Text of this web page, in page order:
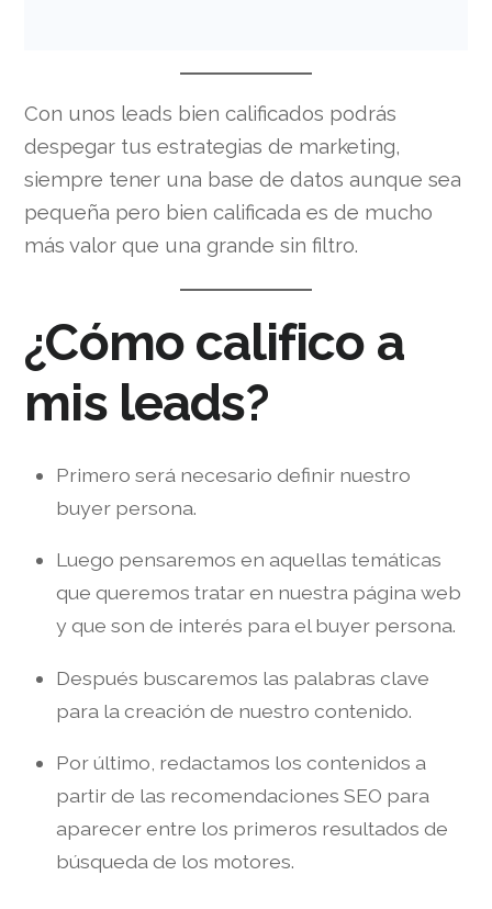
Con unos leads bien calificados podrás
despegar tus estrategias de marketing,
siempre tener una base de datos aunque sea
pequeña pero bien calificada es de mucho
más valor que una grande sin filtro.
¿Cómo califico a
mis leads?
Primero será necesario definir nuestro
buyer persona.
Luego pensaremos en aquellas temáticas
que queremos tratar en nuestra página web
y que son de interés para el buyer persona.
Después buscaremos las palabras clave
para la creación de nuestro contenido.
Por último, redactamos los contenidos a
partir de las recomendaciones SEO para
aparecer entre los primeros resultados de
búsqueda de los motores.